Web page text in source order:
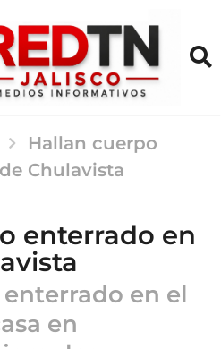
Hallan cuerpo
Chulavista
enterrado en
en el
en